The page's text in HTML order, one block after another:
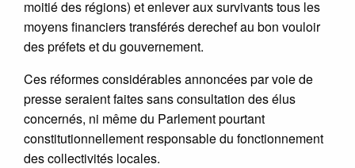
moitié des régions) et enlever aux survivants tous les
moyens financiers transférés derechef au bon vouloir
des préfets et du gouvernement.
Ces réformes considérables annoncées par voie de
presse seraient faites sans consultation des élus
concernés, ni même du Parlement pourtant
constitutionnellement responsable du fonctionnement
des collectivités locales.